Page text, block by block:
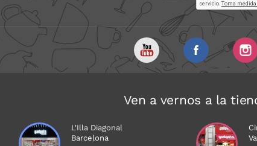
Ven a vernos a la
L'Illa Diagonal
Barcelona